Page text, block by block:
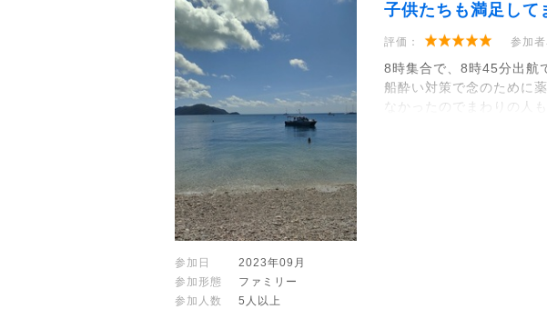
子供たちも満足して
評価： 参加者
8時集合で、8時45分出航
船酔い対策で念のために
なかったのでまわりの人
参加日
2023年09月
参加形態
ファミリー
参加人数
5人以上